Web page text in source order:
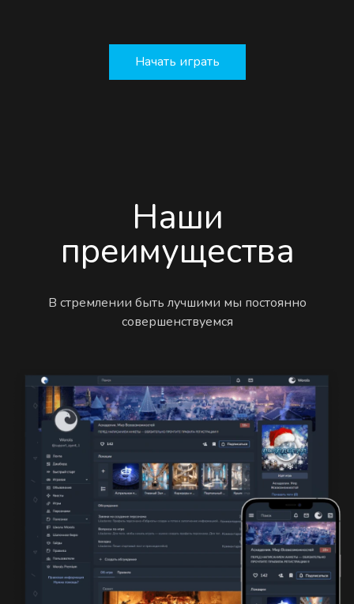
Начать играть
Наши
преимущества
В стремлении быть лучшими мы постоянно
совершенствуемся